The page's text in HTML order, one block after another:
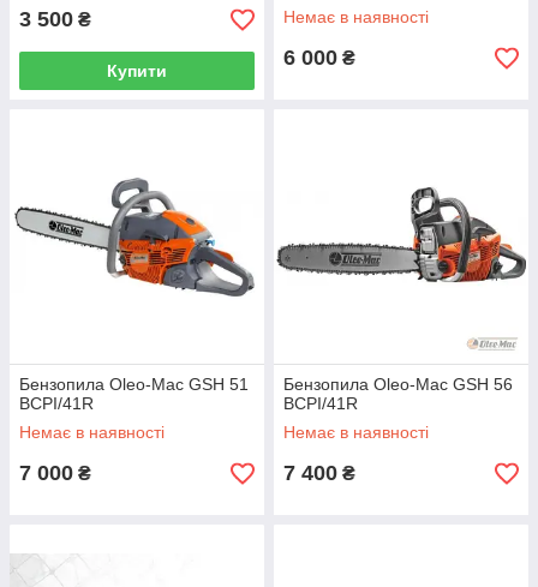
3 500 ₴
Купити
Немає в наявності
6 000 ₴
Бензопила Oleo-Mac GSH 51
BCPI/41R
Немає в наявності
7 000 ₴
Бензопила Oleo-Mac GSH 56
BCPI/41R
Немає в наявності
7 400 ₴